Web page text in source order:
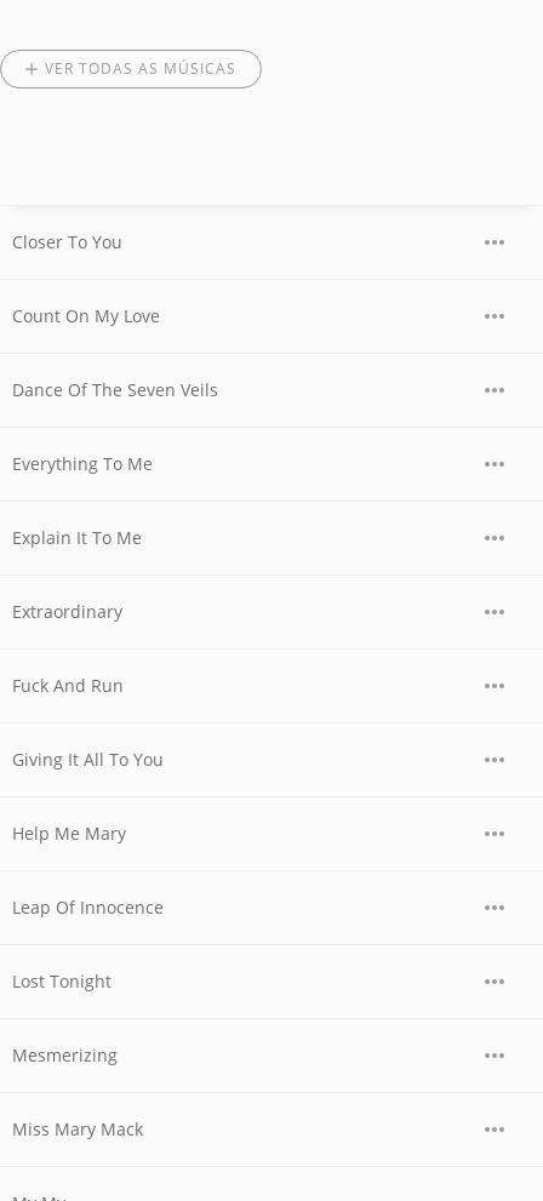
VER TODAS AS MÚSICAS
Closer To You
Count On My Love
Dance Of The Seven Veils
Everything To Me
Explain It To Me
Extraordinary
Fuck And Run
Giving It All To You
Help Me Mary
Leap Of Innocence
Lost Tonight
Mesmerizing
Miss Mary Mack